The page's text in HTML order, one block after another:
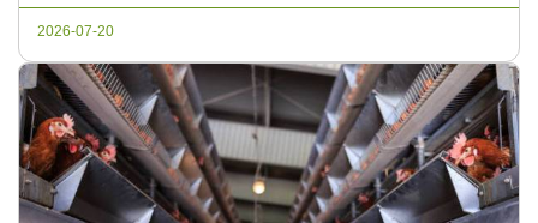
granjas con 600,000 aves ponedoras es crucial para
2026-07-20